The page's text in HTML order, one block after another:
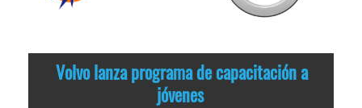
Volvo lanza programa de capacitación a
jóvenes